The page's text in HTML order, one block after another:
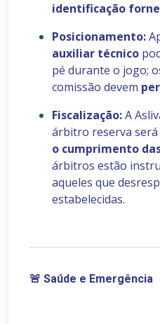
identificação
Posicionamento:
auxiliar técnico
pé durante o jogo;
comissão devem
Fiscalização:A
árbitro reserva
o cumprimento
árbitros estão
aqueles que
estabelecidas.
🚨 Saúde e Emergência